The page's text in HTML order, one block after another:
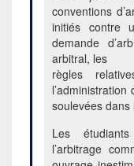
conventions
initiés contre
demande
arbitral, les
règles
soulevées
Les
l’arbitrage